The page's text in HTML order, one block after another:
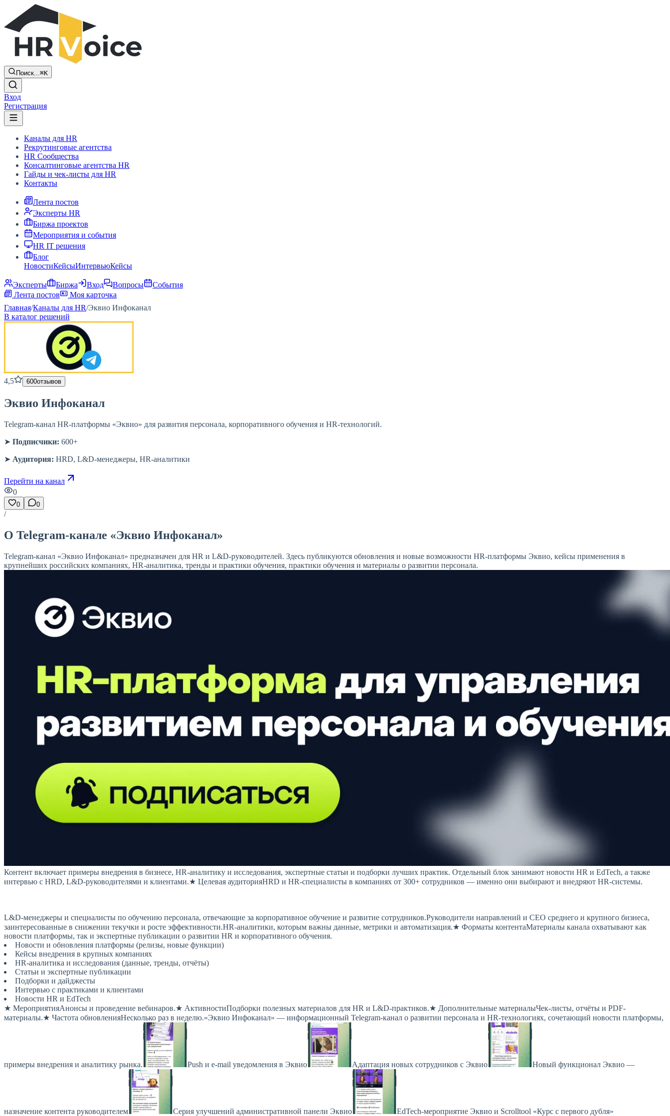
Поиск...⌘K
Вход
Регистрация
Каналы для HR
Рекрутинговые агентства
HR Сообщества
Консалтинговые агентства HR
Гайды и чек-листы для HR
Контакты
Лента постов
Эксперты HR
Биржа проектов
Мероприятия и события
HR IT решения
Блог
НовостиКейсыИнтервьюКейсы
Эксперты Биржа Вход Вопросы
События
Лента постов
Моя карточка
Главная/Каналы для HR/Эквио Инфоканал
В каталог решений
4,5 600отзывов
Эквио Инфоканал
Telegram-канал HR-платформы «Эквио» для развития персонала, корпоративного обучения и HR-технологий.
➤ Подписчики: 600+
➤ Аудитория: HRD, L&D-менеджеры, HR-аналитики
Перейти на канал
0
0 0
/
О Telegram-канале «Эквио Инфоканал»
Telegram-канал «Эквио Инфоканал» предназначен для HR и L&D-руководителей. Здесь публикуются обновления и новые возможности HR-платформы Эквио, кейсы применения в
крупнейших российских компаниях, HR-аналитика, тренды и практики обучения, практики обучения и материалы о развитии персонала.
Контент включает примеры внедрения в бизнесе, HR-аналитику и исследования, экспертные статьи и подборки лучших практик. Отдельный блок занимают новости HR и EdTech, а также
интервью с HRD, L&D-руководителями и клиентами.★ Целевая аудиторияHRD и HR-специалисты в компаниях от 300+ сотрудников — именно они выбирают и внедряют HR-системы.
L&D-менеджеры и специалисты по обучению персонала, отвечающие за корпоративное обучение и развитие сотрудников.Руководители направлений и CEO среднего и крупного бизнеса,
заинтересованные в снижении текучки и росте эффективности.HR-аналитики, которым важны данные, метрики и автоматизация.★ Форматы контентаМатериалы канала охватывают как
новости платформы, так и экспертные публикации о развитии HR и корпоративного обучения.
Новости и обновления платформы (релизы, новые функции)
Кейсы внедрения в крупных компаниях
HR-аналитика и исследования (данные, тренды, отчёты)
Статьи и экспертные публикации
Подборки и дайджесты
Интервью с практиками и клиентами
Новости HR и EdTech
★ МероприятияАнонсы и проведение вебинаров.★ АктивностиПодборки полезных материалов для HR и L&D-практиков.★ Дополнительные материалыЧек-листы, отчёты и PDF-
материалы.★ Частота обновленияНесколько раз в неделю.«Эквио Инфоканал» — информационный Telegram-канал о развитии персонала и HR-технологиях, сочетающий новости платформы,
примеры внедрения и аналитику рынка. Push и e-mail уведомления в Эквио Адаптация новых сотрудников с Эквио Новый функционал Эквио —
назначение контента руководителем Серия улучшений административной панели Эквио EdTech-мероприятие Эквио и Scrolltool «Курс с первого дубля»